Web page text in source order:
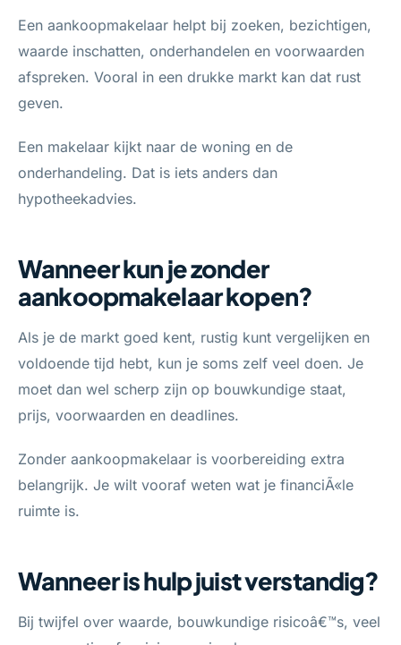
Een aankoopmakelaar helpt bij zoeken, bezichtigen,
waarde inschatten, onderhandelen en voorwaarden
afspreken. Vooral in een drukke markt kan dat rust
geven.
Een makelaar kijkt naar de woning en de
onderhandeling. Dat is iets anders dan
hypotheekadvies.
Wanneer kun je zonder
aankoopmakelaar kopen?
Als je de markt goed kent, rustig kunt vergelijken en
voldoende tijd hebt, kun je soms zelf veel doen. Je
moet dan wel scherp zijn op bouwkundige staat,
prijs, voorwaarden en deadlines.
Zonder aankoopmakelaar is voorbereiding extra
belangrijk. Je wilt vooraf weten wat je financiÃ«le
ruimte is.
Wanneer is hulp juist verstandig?
Bij twijfel over waarde, bouwkundige risicoâ€™s, veel